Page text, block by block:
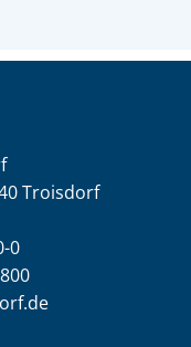
Troisdorf
0